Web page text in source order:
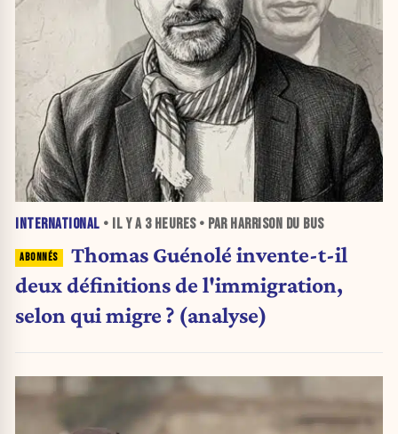
INTERNATIONAL • IL Y A 3 HEURES• PAR HARRISON DU BUS
Thomas Guénolé invente-t-il
deux définitions de l'immigration,
selon qui migre ? (analyse)